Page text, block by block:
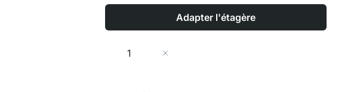
Adapter l'étagère
Quantité